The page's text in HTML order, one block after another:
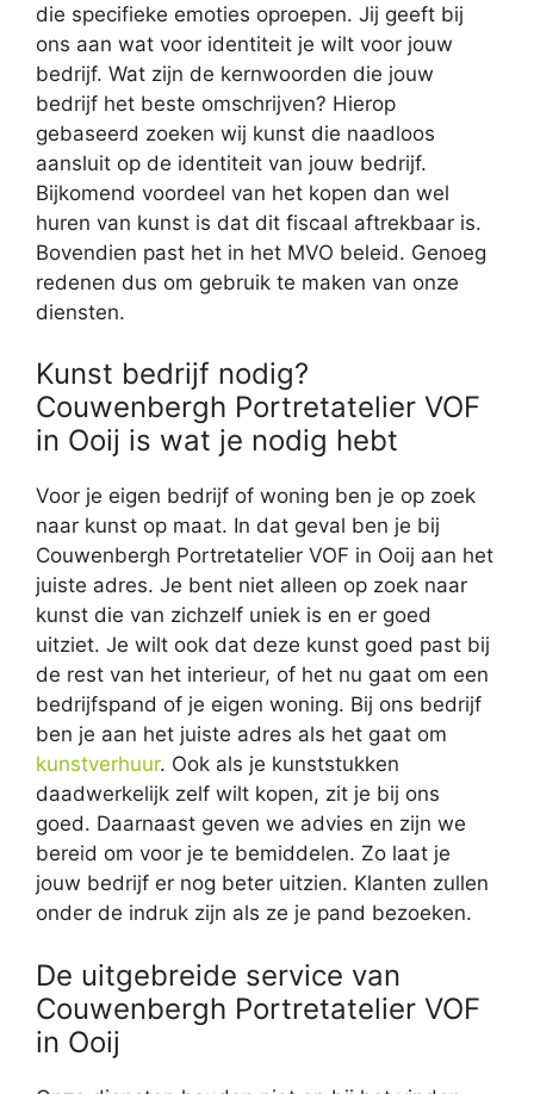
die specifieke emoties oproepen. Jij geeft bij
ons aan wat voor identiteit je wilt voor jouw
bedrijf. Wat zijn de kernwoorden die jouw
bedrijf het beste omschrijven? Hierop
gebaseerd zoeken wij kunst die naadloos
aansluit op de identiteit van jouw bedrijf.
Bijkomend voordeel van het kopen dan wel
huren van kunst is dat dit fiscaal aftrekbaar is.
Bovendien past het in het MVO beleid. Genoeg
redenen dus om gebruik te maken van onze
diensten.
Kunst bedrijf nodig?
Couwenbergh Portretatelier VOF
in Ooij is wat je nodig hebt
Voor je eigen bedrijf of woning ben je op zoek
naar kunst op maat. In dat geval ben je bij
Couwenbergh Portretatelier VOF in Ooij aan het
juiste adres. Je bent niet alleen op zoek naar
kunst die van zichzelf uniek is en er goed
uitziet. Je wilt ook dat deze kunst goed past bij
de rest van het interieur, of het nu gaat om een
bedrijfspand of je eigen woning. Bij ons bedrijf
ben je aan het juiste adres als het gaat om
kunstverhuur. Ook als je kunststukken
daadwerkelijk zelf wilt kopen, zit je bij ons
goed. Daarnaast geven we advies en zijn we
bereid om voor je te bemiddelen. Zo laat je
jouw bedrijf er nog beter uitzien. Klanten zullen
onder de indruk zijn als ze je pand bezoeken.
De uitgebreide service van
Couwenbergh Portretatelier VOF
in Ooij